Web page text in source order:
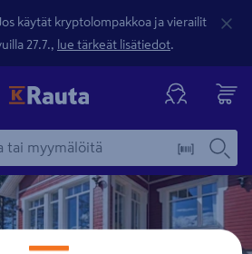
käytät kryptolompakkoa ja vierailit
27.7., lue tärkeät lisätiedot.